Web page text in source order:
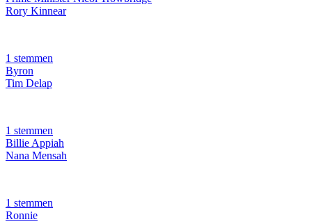
Rory Kinnear
1 stemmen
Byron
Tim Delap
1 stemmen
Billie Appiah
Nana Mensah
1 stemmen
Ronnie